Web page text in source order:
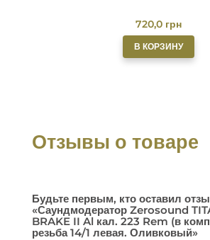
720,0 грн
В КОРЗИНУ
Отзывы о товаре
Будьте первым, кто оставил
«Саундмодератор Zerosound
BRAKE II Al кал. 223 Rem (в
резьба 14/1 левая. Оливковый»